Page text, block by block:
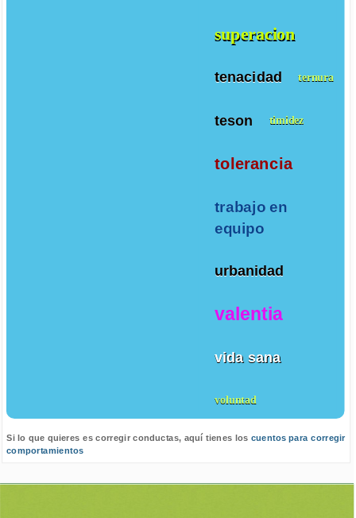
superacion
tenacidad ternura
teson timidez
tolerancia
trabajo en
equipo
urbanidad
valentia
vida sana
voluntad
Si lo que quieres es corregir conductas, aquí tienes los cuentos para corregir
comportamientos